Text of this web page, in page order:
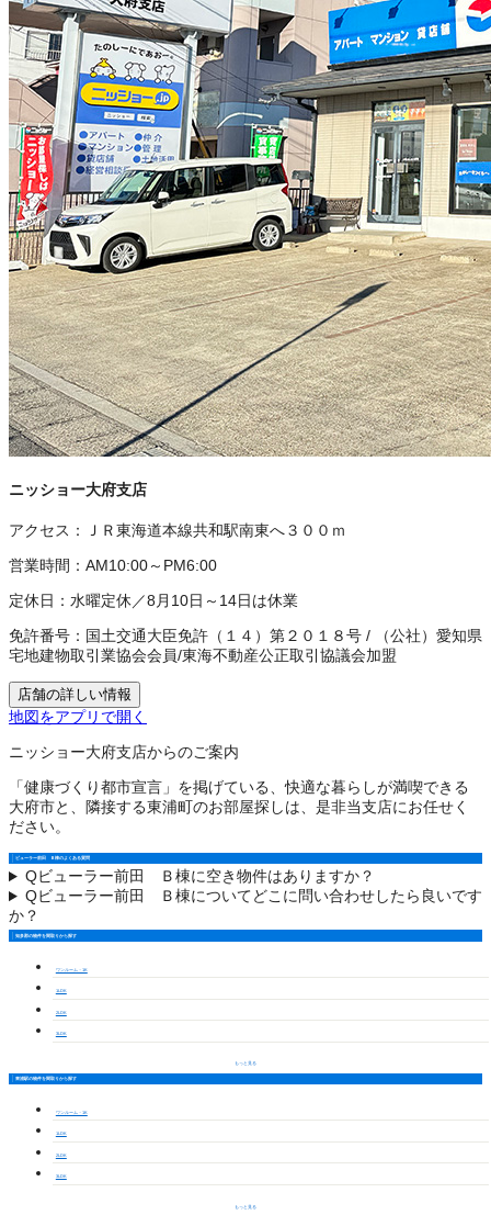
ニッショー大府支店
アクセス：
ＪＲ東海道本線共和駅南東へ３００ｍ
営業時間： AM10:00～PM6:00
定休日： 水曜定休／8月10日～14日は休業
免許番号： 国土交通大臣免許（１４）第２０１８号 /
（公社）愛知県
宅地建物取引業協会会員/東海不動産公正取引協議会加盟
店舗の詳しい情報
地図をアプリで開く
ニッショー大府支店からのご案内
「健康づくり都市宣言」を掲げている、快適な暮らしが満喫できる
大府市と、隣接する東浦町のお部屋探しは、是非当支店にお任せく
ださい。
ビューラー前田 Ｂ棟のよくある質問
Qビューラー前田 Ｂ棟に空き物件はありますか？
Qビューラー前田 Ｂ棟についてどこに問い合わせしたら良いです
か？
知多郡の物件を間取りから探す
ワンルーム・1K
1LDK
2LDK
3LDK
もっと見る
東浦駅の物件を間取りから探す
ワンルーム・1K
1LDK
2LDK
3LDK
もっと見る